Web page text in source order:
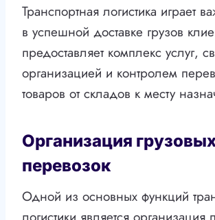
Транспортная логистика играет
в успешной доставке грузов
предоставляет комплекс услуг,
организацией и контролем
товаров от складов к месту
Организация
перевозок
Одной из основных функций